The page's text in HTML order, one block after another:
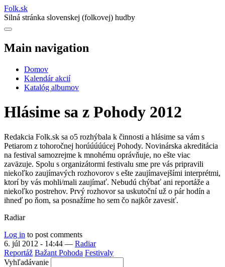
Folk.sk
Silná stránka slovenskej (folkovej) hudby
Main navigation
Domov
Kalendár akcií
Katalóg albumov
Hlásime sa z Pohody 2012
Redakcia Folk.sk sa o5 rozhýbala k činnosti a hlásime sa vám s
Petiarom z tohoročnej horúúúúúcej Pohody. Novinárska akreditácia
na festival samozrejme k mnohému oprávňuje, no ešte viac
zaväzuje. Spolu s organizátormi festivalu sme pre vás pripravili
niekoľko zaujímavých rozhovorov s ešte zaujímavejšími interprétmi,
ktorí by vás mohli/mali zaujímať. Nebudú chýbať ani reportáže a
niekoľko postrehov. Prvý rozhovor sa uskutoční už o pár hodín a
ihneď po ňom, sa posnažíme ho sem čo najkôr zavesiť.
Radiar
Log in to post comments
6. júl 2012 - 14:44 — Radiar
Reportáž Bažant Pohoda Festivaly
Vyhľadávanie